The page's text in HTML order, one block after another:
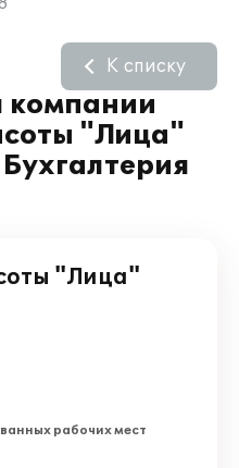
компании
"Лица"
К списку
"Лица"
рабочих мест